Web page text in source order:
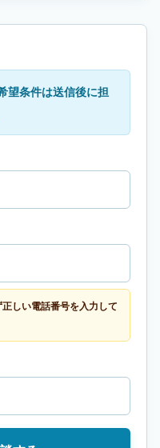
望条件は送信後に担
しい電話番号を入力して